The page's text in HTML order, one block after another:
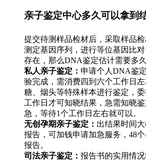
亲子鉴定中心多久可以拿到
提交待测样品检材后，采取样品
测定基因序列，进行等位基因比
存在，那么DNA鉴定估计需要多
私人亲子鉴定： 申请个人DNA鉴
验完成，需消费四到六个工作日
糖、烟头等特殊样本进行鉴定，
工作日才可知晓结果，急需知晓
急，等待1个工作日左右就可以。
无创孕期亲子鉴定： 出结果时间
报告，可加钱申请加急服务，48
报告。
司法亲子鉴定： 报告书的实用情